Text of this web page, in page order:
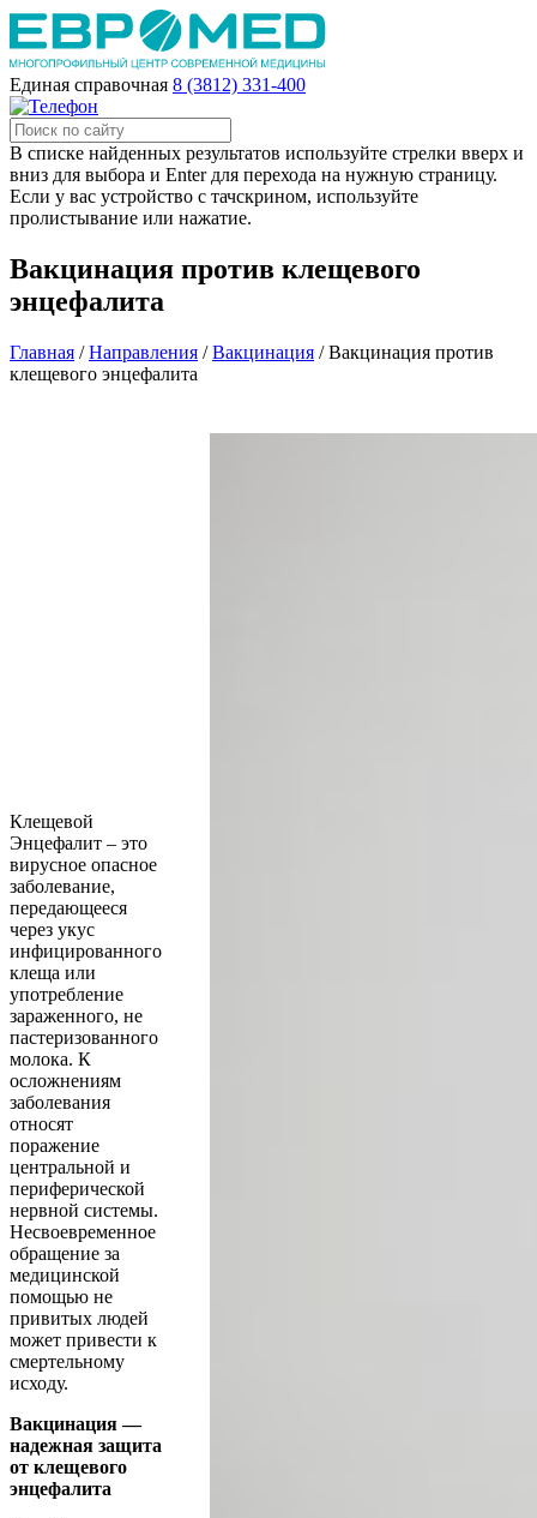
Единая справочная 8 (3812) 331-400
В списке найденных результатов используйте стрелки вверх и
вниз для выбора и Enter для перехода на нужную страницу.
Если у вас устройство с тачскрином, используйте
пролистывание или нажатие.
Вакцинация против клещевого
энцефалита
Главная /Направления /Вакцинация /Вакцинация против
клещевого энцефалита
Клещевой
Энцефалит – это
вирусное опасное
заболевание,
передающееся
через укус
инфицированного
клеща или
употребление
зараженного, не
пастеризованного
молока. К
осложнениям
заболевания
относят
поражение
центральной и
периферической
нервной системы.
Несвоевременное
обращение за
медицинской
помощью не
привитых людей
может привести к
смертельному
исходу.
Вакцинация —
надежная защита
от клещевого
энцефалита